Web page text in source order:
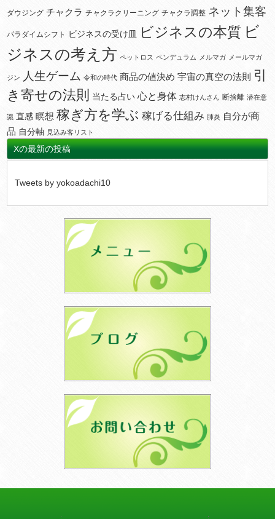
ダウジング チャクラ チャクラクリーニング チャクラ調整 ネット集客
パラダイムシフト ビジネスの受け皿 ビジネスの本質 ビ
ジネスの考え方 ペットロス ペンデュラム メルマガ メールマガ
ジン 人生ゲーム 令和の時代 商品の値決め 宇宙の真空の法則 引
き寄せの法則
当たる占い 心と身体 志村けんさん 断捨離 潜在意
識 直感 瞑想 稼ぎ方を学ぶ 稼げる仕組み 肺炎 自分が商
品 自分軸 見込み客リスト
Xの最新の投稿
Tweets by yokoadachi10